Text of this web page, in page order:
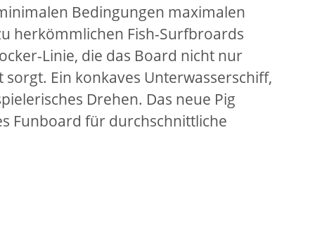
Bedingungen maximalen
herkömmlichen Fish-Surfbroards
Linie, die das Board nicht nur
Ein konkaves Unterwasserschiff,
Drehen. Das neue Pig
Funboard für durchschnittliche